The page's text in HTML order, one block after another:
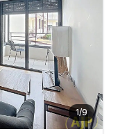
1/9